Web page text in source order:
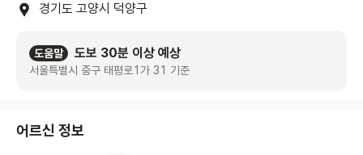
경기도 고양시 덕양구
도움말 도보 30분 이상 예상
서울특별시 중구 태평로1가 31 기준
어르신 정보